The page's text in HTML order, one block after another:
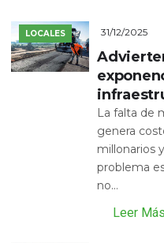
LOCALES 31/12/2025
La falta de
genera
millonarios
problema
no...
Leer Más